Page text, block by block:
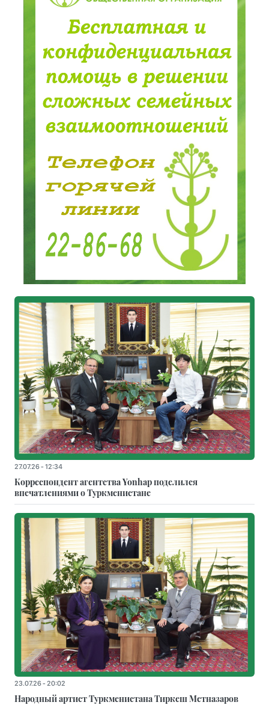
27.07.26 - 12:34
Корреспондент агентства Yonhap поделился
впечатлениями о Туркменистане
23.07.26 - 20:02
Народный артист Туркменистана Тиркеш Мeтназаров